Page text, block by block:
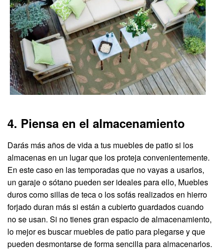
4. Piensa en el almacenamiento
Darás más años de vida a tus muebles de patio si los
almacenas en un lugar que los proteja convenientemente.
En este caso en las temporadas que no vayas a usarlos,
un garaje o sótano pueden ser ideales para ello, Muebles
duros como sillas de teca o los sofás realizados en hierro
forjado duran más si están a cubierto guardados cuando
no se usan. Si no tienes gran espacio de almacenamiento,
lo mejor es buscar muebles de patio para plegarse y que
pueden desmontarse de forma sencilla para almacenarlos.